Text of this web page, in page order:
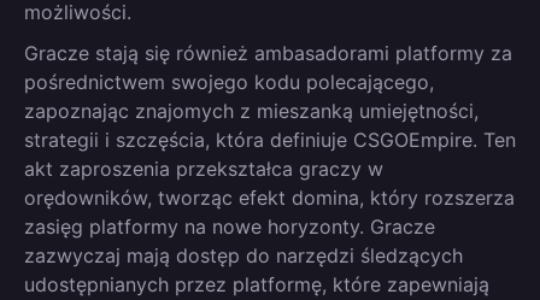
możliwości.
Gracze stają się również ambasadorami platformy za
pośrednictwem swojego kodu polecającego,
zapoznając znajomych z mieszanką umiejętności,
strategii i szczęścia, która definiuje CSGOEmpire. Ten
akt zaproszenia przekształca graczy w
orędowników, tworząc efekt domina, który rozszerza
zasięg platformy na nowe horyzonty. Gracze
zazwyczaj mają dostęp do narzędzi śledzących
udostępnianych przez platformę, które zapewniają